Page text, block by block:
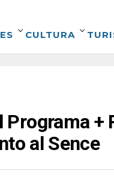
CULTURA
+
al Sence